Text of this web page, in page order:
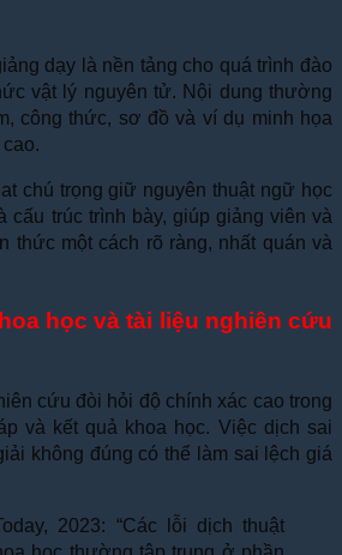
dạy là nền tảng cho quá trình đào
vật lý nguyên tử. Nội dung thường
công thức, sơ đồ và ví dụ minh họa
chú trọng giữ nguyên thuật ngữ học
cấu trúc trình bày, giúp giảng viên và
thức một cách rõ ràng, nhất quán và
học và tài liệu nghiên cứu
cứu đòi hỏi độ chính xác cao trong
và kết quả khoa học. Việc dịch sai
không đúng có thể làm sai lệch giá
2023: “Các lỗi dịch thuật